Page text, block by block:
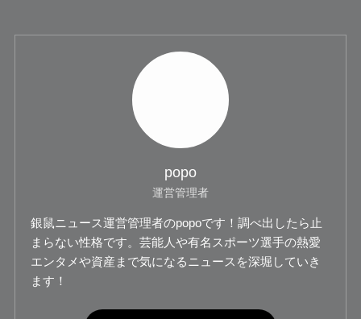
popo
運営管理者
銀鼠ニュース運営管理者のpopoです！調べ出したら止
まらない性格です。芸能人や有名スポーツ選手の熱愛
エンタメや資産まで気になるニュースを深堀していき
ます！